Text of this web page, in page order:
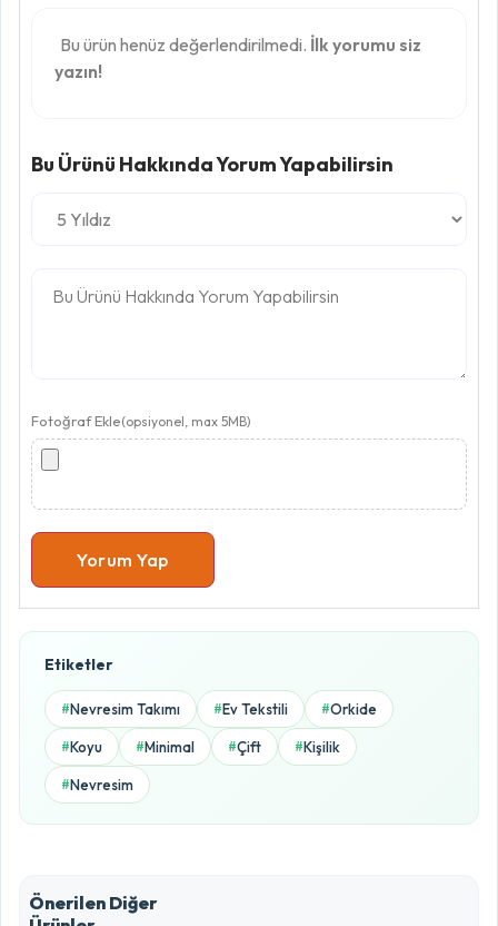
Bu ürün henüz değerlendirilmedi. İlk yorumu siz
yazın!
Bu Ürünü Hakkında Yorum Yapabilirsin
Fotoğraf Ekle(opsiyonel, max 5MB)
Yorum Yap
5.0 / 5
5 Yıldız
0%
4 Yıldız
3 Yıldız
Etiketler
#Nevresim Takımı #Ev Tekstili #Orkide
#Koyu #Minimal #Çift #Kişilik
#Nevresim
Önerilen Diğer